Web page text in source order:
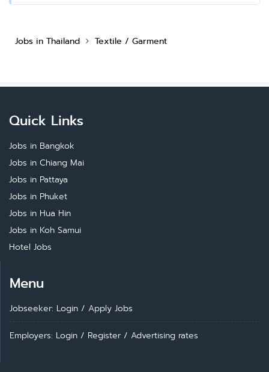
Jobs in Thailand Textile / Garment
Quick Links
Jobs in Bangkok
Jobs in Chiang Mai
Jobs in Pattaya
Jobs in Phuket
Jobs in Hua Hin
Jobs in Koh Samui
Hotel Jobs
Menu
Jobseeker: Login / Apply Jobs
Employers: Login / Register / Advertising rates